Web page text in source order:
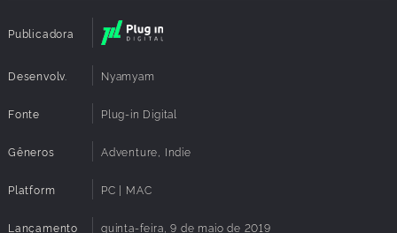
Publicadora
Desenvolv. Nyamyam
Fonte Plug-in Digital
Gêneros Adventure, Indie
Platform PC | MAC
Lançamento quinta-feira, 9 de maio de 2019